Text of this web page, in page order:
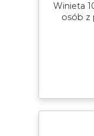
Winieta
osób z